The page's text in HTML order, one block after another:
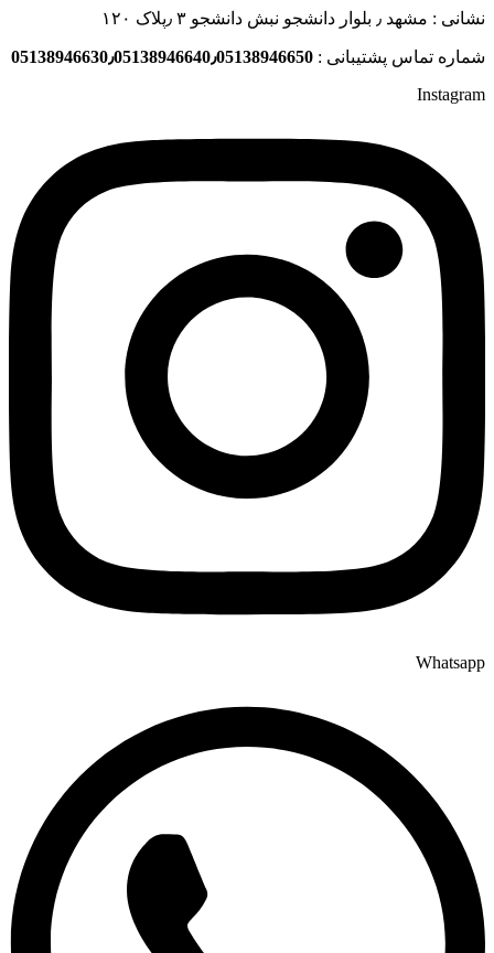
نشانی : مشهد ٫ بلوار دانشجو نبش دانشجو ۳ ٫پلاک ۱۲۰
شماره تماس پشتیبانی : 05138946630٫05138946640٫05138946650
Instagram
Whatsapp